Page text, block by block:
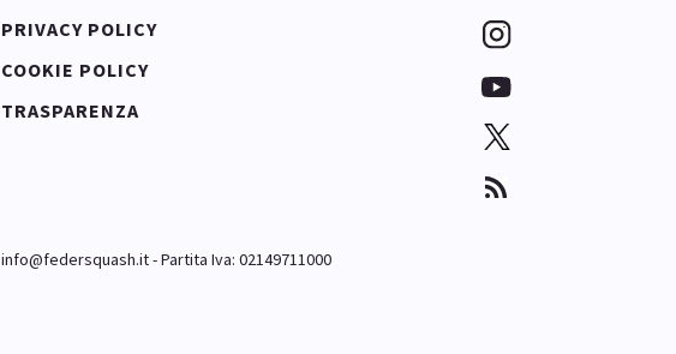
PRIVACY POLICY
COOKIE POLICY
TRASPARENZA
info@federsquash.it- Partita Iva: 02149711000